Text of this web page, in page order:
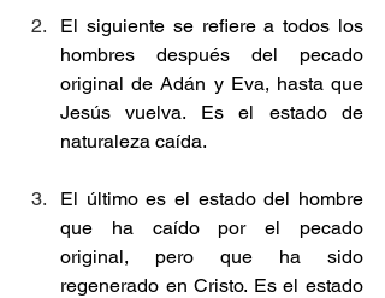
El siguiente se refiere a todos los
hombres después del pecado
original de Adán y Eva, hasta que
Jesús vuelva. Es el estado de
naturaleza caída.
El último es el estado del hombre
que ha caído por el pecado
original, pero que ha sido
regenerado en Cristo. Es el estado